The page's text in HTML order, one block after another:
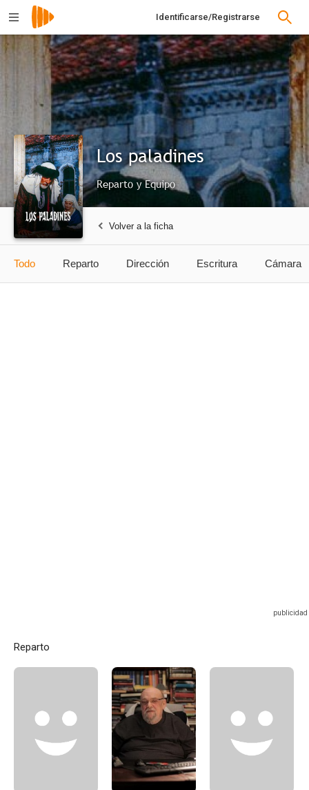
Identificarse/Registrarse
Los paladines
Reparto y Equipo
Volver a la ficha
Todo Reparto Dirección Escritura Cámara
Reparto